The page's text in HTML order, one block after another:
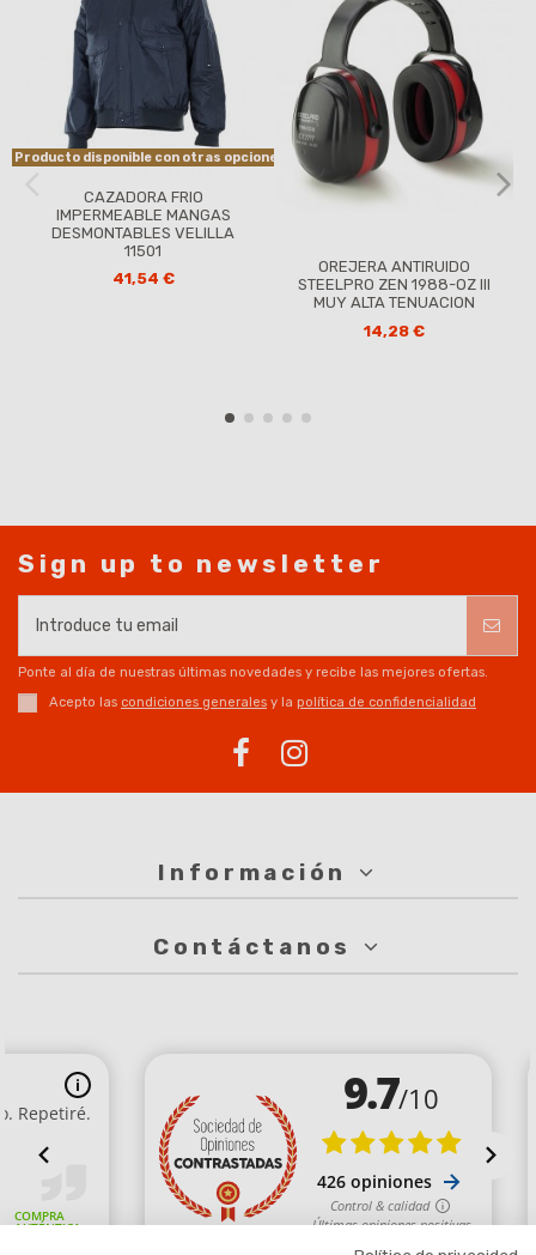
Producto disponible con otras opciones
CAZADORA FRIO
IMPERMEABLE MANGAS
DESMONTABLES VELILLA
11501
41,54 €
OREJERA ANTIRUIDO
STEELPRO ZEN 1988-OZ III
MUY ALTA TENUACION
14,28 €
Sign up to newsletter
Ponte al día de nuestras últimas novedades y recibe las mejores ofertas.
Acepto las condiciones generales y la política de confidencialidad
Información
Contáctanos